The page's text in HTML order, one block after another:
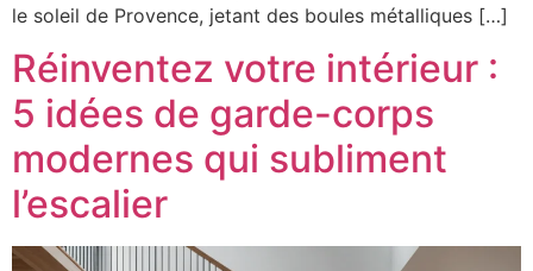
le soleil de Provence, jetant des boules métalliques […]
Réinventez votre intérieur :
5 idées de garde-corps
modernes qui subliment
l’escalier